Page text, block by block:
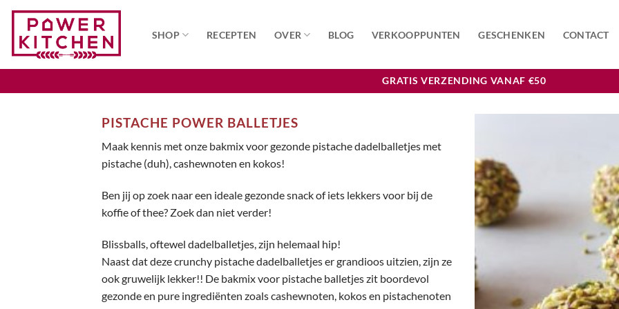
Ga
inhoud
SHOP RECEPTEN OVER BLOG VERKOOPPUNTEN GESCHENKEN CONTACT
GRATIS VERZENDING VANAF €50
PISTACHE POWER BALLETJES
Maak kennis met onze bakmix voor gezonde pistache dadelballetjes met
pistache (duh), cashewnoten en kokos!
Ben jij op zoek naar een ideale gezonde snack of iets lekkers voor bij de
koffie of thee? Zoek dan niet verder!
Blissballs, oftewel dadelballetjes, zijn helemaal hip!
Naast dat deze crunchy pistache dadelballetjes er grandioos uitzien, zijn ze
ook gruwelijk lekker!! De bakmix voor pistache balletjes zit boordevol
gezonde en pure ingrediënten zoals cashewnoten, kokos en pistachenoten